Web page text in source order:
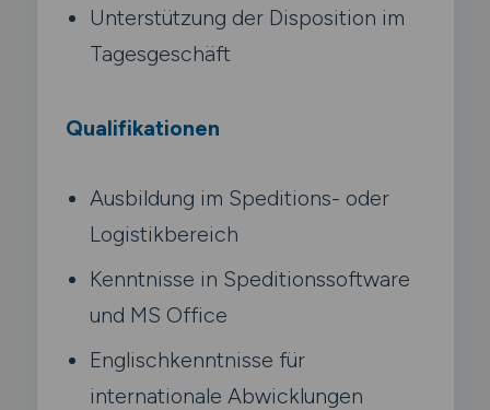
Unterstützung der Disposition im
Tagesgeschäft
Qualifikationen
Ausbildung im Speditions- oder
Logistikbereich
Kenntnisse in Speditionssoftware
und MS Office
Englischkenntnisse für
internationale Abwicklungen